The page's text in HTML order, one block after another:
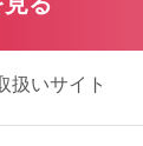
扱いサイト